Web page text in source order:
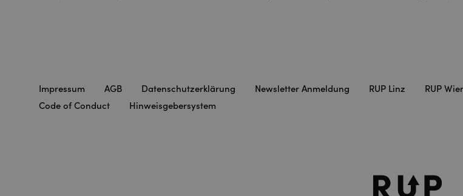
Impressum AGB Datenschutzerklärung Newsletter Anmeldung RUP Linz RUP
Code of Conduct
Hinweisgebersystem